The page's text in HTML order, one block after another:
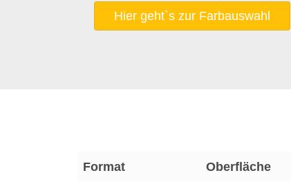
Hier geht`s zur Farbauswahl
Format Oberfläche